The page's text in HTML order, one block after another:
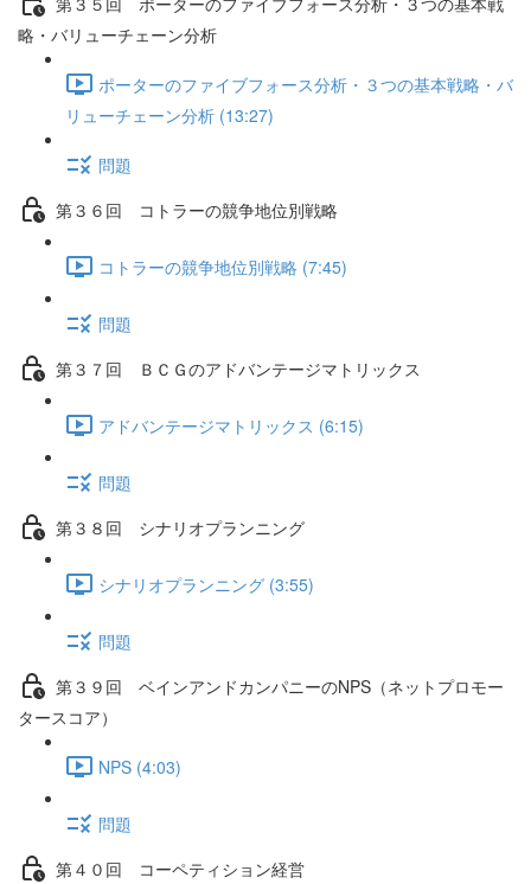
略・バリューチェーン分析
ポーターのファイブフォース分析・３つの基本戦略・バ
リューチェーン分析 (13:27)
問題
第３６回 コトラーの競争地位別戦略
コトラーの競争地位別戦略 (7:45)
問題
第３７回 ＢＣＧのアドバンテージマトリックス
アドバンテージマトリックス (6:15)
問題
第３８回 シナリオプランニング
シナリオプランニング (3:55)
問題
第３９回 ベインアンドカンパニーのNPS（ネットプロモー
タースコア）
NPS (4:03)
問題
第４０回 コーペティション経営